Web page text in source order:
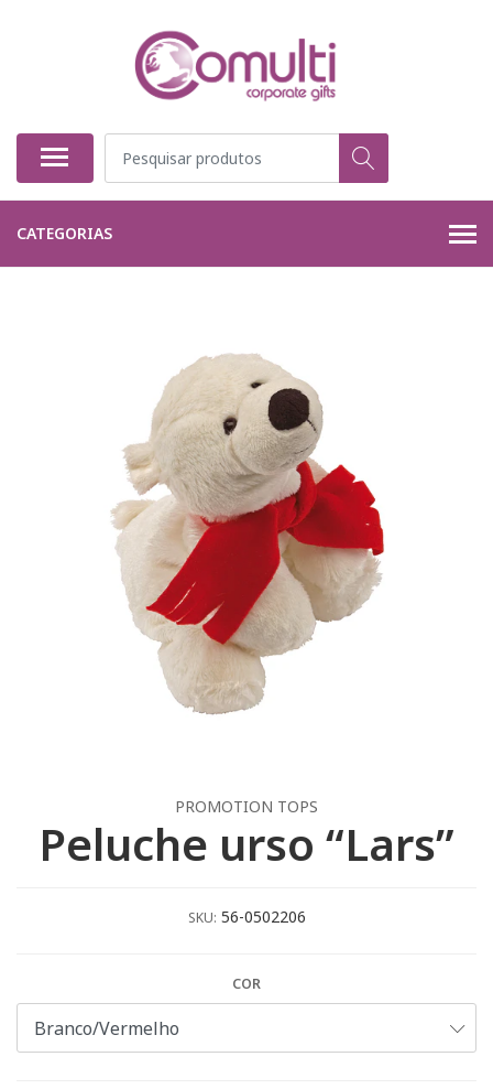
CATEGORIAS
PROMOTION TOPS
Peluche urso “Lars”
SKU: 56-0502206
COR